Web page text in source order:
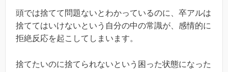
頭では捨てて問題ないとわかっているのに、卒アルは
捨ててはいけないという自分の中の常識が、感情的に
拒絶反応を起こしてしまいます。
捨てたいのに捨てられないという困った状態になった